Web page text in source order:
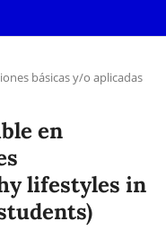
básicas y/o aplicadas
en
lifestyles in